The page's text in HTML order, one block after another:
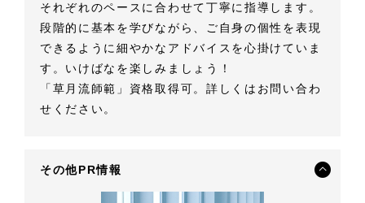
それぞれのペースに合わせて丁寧に指導します。
段階的に基本を学びながら、ご自身の個性を表現
できるように細やかなアドバイスを心掛けていま
す。いけばなを楽しみましょう！
「草月流師範」資格取得可。詳しくはお問い合わ
せください。
その他PR情報